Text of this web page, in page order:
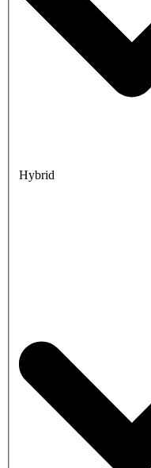
Hybrid